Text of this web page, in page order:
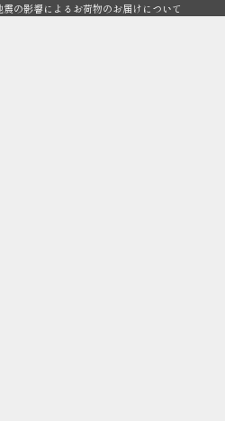
の影響によるお荷物のお届けについて